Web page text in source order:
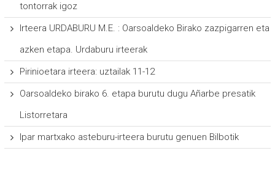
tontorrak igoz
Irteera URDABURU M.E. : Oarsoaldeko Birako zazpigarren eta
azken etapa. Urdaburu irteerak
Pirinioetara irteera: uztailak 11-12
Oarsoaldeko birako 6. etapa burutu dugu Añarbe presatik
Listorretara
Ipar martxako asteburu-irteera burutu genuen Bilbotik